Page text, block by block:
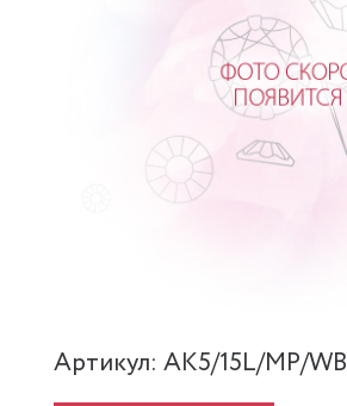
Артикул: AK5/15L/MP/WB